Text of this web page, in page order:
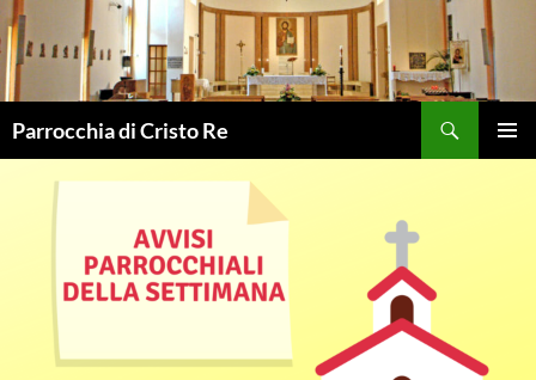
Vai
al
contenuto
Parrocchia di Cristo Re